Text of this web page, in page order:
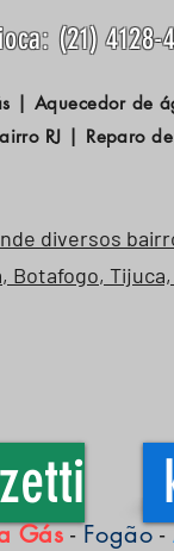
(21)
| Aquecedor de
RJ | Reparo
diversos
, Botafogo,
Gás-Fogão-